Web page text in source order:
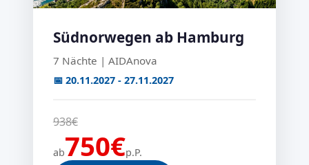
Südnorwegen ab Hamburg
7 Nächte | AIDAnova
📅 20.11.2027 - 27.11.2027
938€
ab750€p.P.